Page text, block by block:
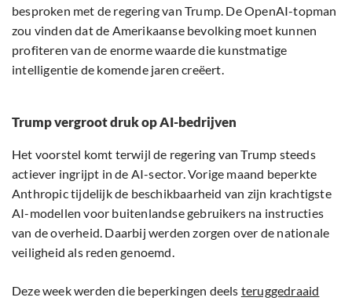
besproken met de regering van Trump. De OpenAI-topman
zou vinden dat de Amerikaanse bevolking moet kunnen
profiteren van de enorme waarde die kunstmatige
intelligentie de komende jaren creëert.
Trump vergroot druk op AI-bedrijven
Het voorstel komt terwijl de regering van Trump steeds
actiever ingrijpt in de AI-sector. Vorige maand beperkte
Anthropic tijdelijk de beschikbaarheid van zijn krachtigste
AI-modellen voor buitenlandse gebruikers na instructies
van de overheid. Daarbij werden zorgen over de nationale
veiligheid als reden genoemd.
Deze week werden die beperkingen deels teruggedraaid